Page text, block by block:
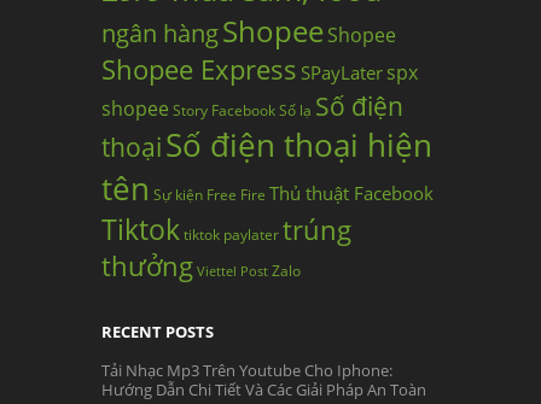
ngân hàngShopeeShopee
Shopee Express SPayLater spx
shopee Story FacebookSố lạ Số điện
thoạiSố điện thoại hiện
tên Sự kiện Free Fire Thủ thuật Facebook
Tiktoktiktok paylatertrúng
thưởng Viettel Post Zalo
RECENT POSTS
Tải Nhạc Mp3 Trên Youtube Cho Iphone:
Hướng Dẫn Chi Tiết Và Các Giải Pháp An Toàn